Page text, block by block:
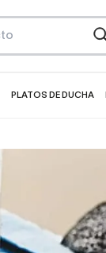
PLATOS DE DUCHA